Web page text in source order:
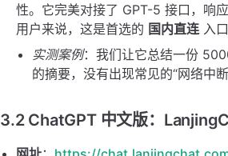
性。它完美对接了 GPT-5 接口，响
用户来说，这是首选的 国内直连入口
实测案例：我们让它总结一份
的摘要，没有出现常见的“网络中断
3.2 ChatGPT 中文版：